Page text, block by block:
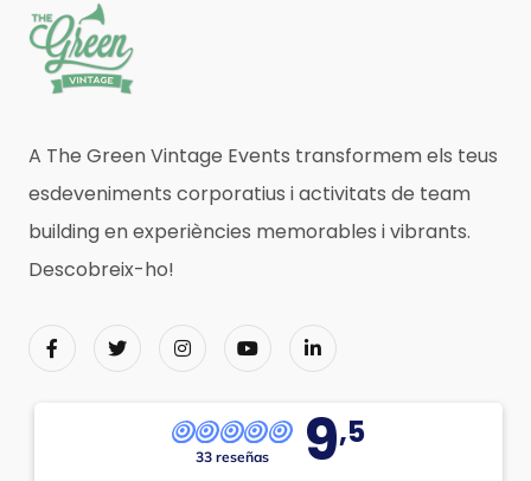
A The Green Vintage Events transformem els teus
esdeveniments corporatius i activitats de team
building en experiències memorables i vibrants.
Descobreix-ho!
33 reseñas 9,5